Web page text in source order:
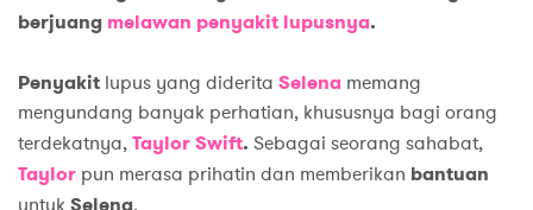
berjuang melawan penyakit lupusnya.
Penyakit lupus yang diderita Selena memang
mengundang banyak perhatian, khususnya bagi orang
terdekatnya,Taylor Swift. Sebagai seorang sahabat,
Taylor pun merasa prihatin dan memberikan bantuan
Selena